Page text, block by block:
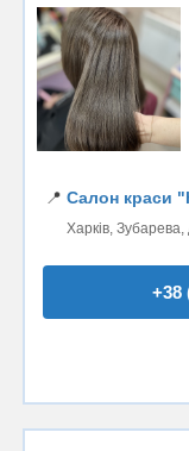
📍 Салон краси
Харків, Зубарева,
+38